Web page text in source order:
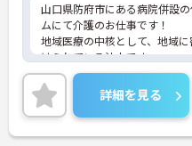
山口県防府市にある病院併設
ムにて介護のお仕事です！
地域医療の中核として、地域
けられている法人です。
安心して働ける職場をモット
など、職員の福利厚生面の充実
★
ご興味ある方には、面接対策
詳細をお話しいたしますので
詳細を見る